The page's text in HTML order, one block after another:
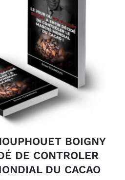
BOIGNY
DE CONTROLER
DU CACAO